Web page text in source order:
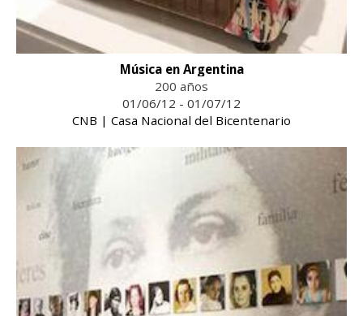
Música en Argentina
200 años
01/06/12 - 01/07/12
CNB | Casa Nacional del Bicentenario